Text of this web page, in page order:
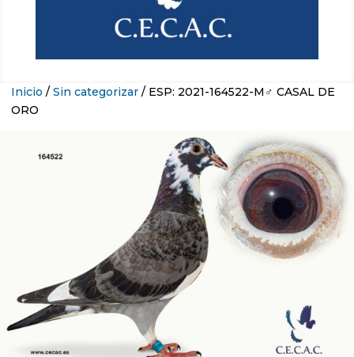
Inicio / Sin categorizar / ESP: 2021-164522-M♂ CASAL DE
ORO